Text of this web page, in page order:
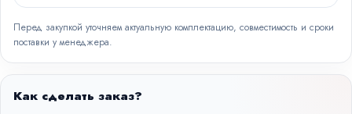
Перед закупкой уточняем актуальную комплектацию, совместимость и сроки
поставки у менеджера.
Как сделать заказ?